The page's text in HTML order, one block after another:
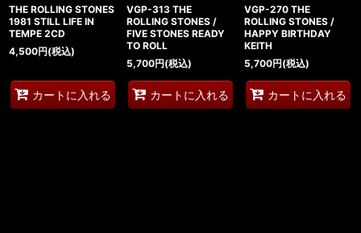
THE ROLLING STONES
1981 STILL LIFE IN
TEMPE 2CD
4,500円(税込)
カートに入れる
VGP-313 THE
ROLLING STONES /
FIVE STONES READY
TO ROLL
5,700円(税込)
カートに入れる
VGP-270 THE
ROLLING STONES /
HAPPY BIRTHDAY
KEITH
5,700円(税込)
カートに入れる